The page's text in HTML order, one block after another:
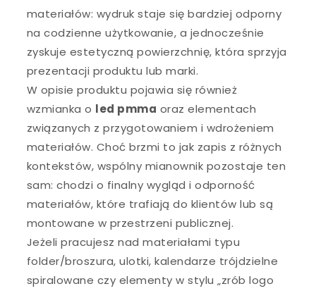
materiałów: wydruk staje się bardziej odporny
na codzienne użytkowanie, a jednocześnie
zyskuje estetyczną powierzchnię, która sprzyja
prezentacji produktu lub marki.
W opisie produktu pojawia się również
wzmianka o led pmma oraz elementach
związanych z przygotowaniem i wdrożeniem
materiałów. Choć brzmi to jak zapis z różnych
kontekstów, wspólny mianownik pozostaje ten
sam: chodzi o finalny wygląd i odporność
materiałów, które trafiają do klientów lub są
montowane w przestrzeni publicznej.
Jeżeli pracujesz nad materiałami typu
folder/broszura, ulotki, kalendarze trójdzielne
spiralowane czy elementy w stylu „zrób logo